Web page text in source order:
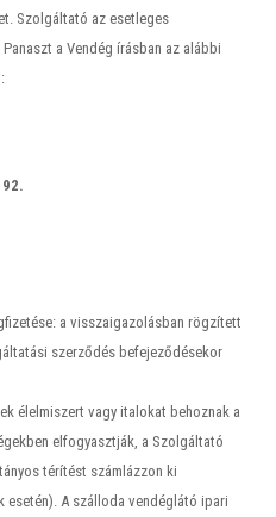
Szolgáltató az esetleges
a Vendég írásban az alábbi
a visszaigazolásban rögzített
szerződés befejeződésekor
élelmiszert vagy italokat behoznak a
elfogyasztják, a Szolgáltató
térítést számlázzon ki
esetén). A szálloda vendéglátó ipari